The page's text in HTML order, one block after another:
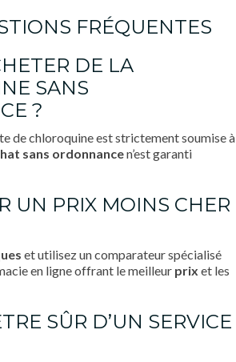
FRÉQUENTES
DE LA
SANS
?
de chloroquine est strictement soumise à
sans ordonnancen’est garanti
UN PRIX MOINS CHER
et utilisez un comparateur spécialisé
en ligne offrant le meilleur prix et les
SÛR D’UN SERVICE